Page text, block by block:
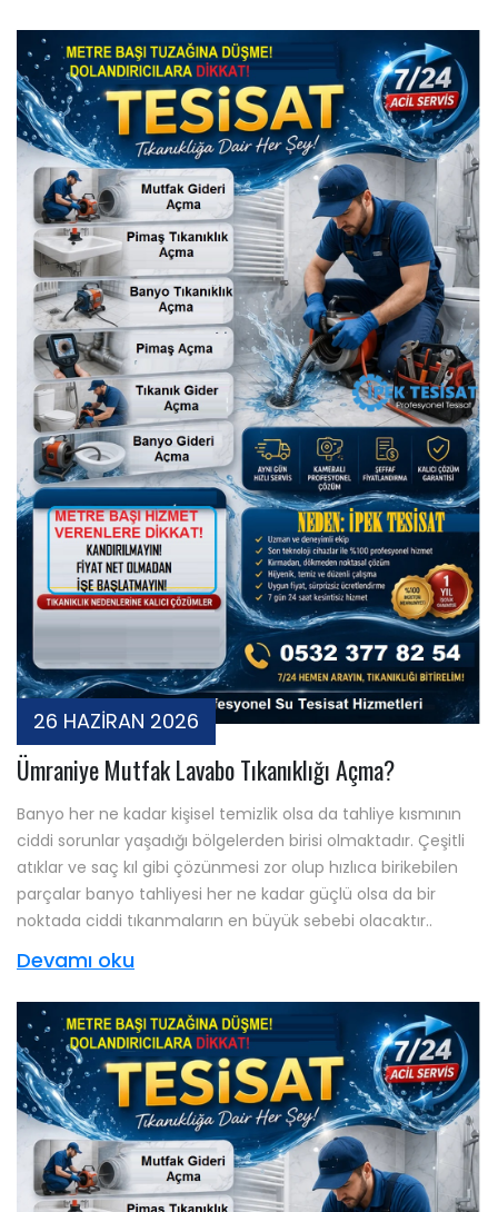
26 HAZİRAN 2026
Ümraniye Mutfak Lavabo Tıkanıklığı Açma?
Banyo her ne kadar kişisel temizlik olsa da tahliye kısmının
ciddi sorunlar yaşadığı bölgelerden birisi olmaktadır. Çeşitli
atıklar ve saç kıl gibi çözünmesi zor olup hızlıca birikebilen
parçalar banyo tahliyesi her ne kadar güçlü olsa da bir
noktada ciddi tıkanmaların en büyük sebebi olacaktır..
Devamı oku